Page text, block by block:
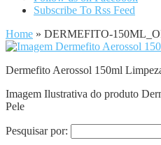
Subscribe To Rss Feed
Home » DERMEFITO-
Dermefito Aerossol 150ml
Imagem Ilustrativa do produto
Pele
Pesquisar por: